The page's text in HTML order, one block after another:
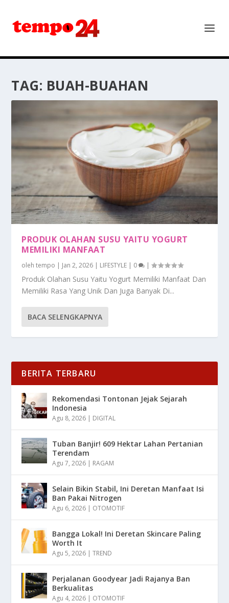
TAG: BUAH-BUAHAN
PRODUK OLAHAN SUSU YAITU YOGURT
MEMILIKI MANFAAT
olehtempo | Jan 2, 2026 | LIFESTYLE | 0 |
Produk Olahan Susu Yaitu Yogurt Memiliki Manfaat Dan
Memiliki Rasa Yang Unik Dan Juga Banyak Di...
BACA SELENGKAPNYA
BERITA TERBARU
Rekomendasi Tontonan Jejak Sejarah
Indonesia
Agu 8, 2026 | DIGITAL
Tuban Banjir! 609 Hektar Lahan Pertanian
Terendam
Agu 7, 2026 | RAGAM
Selain Bikin Stabil, Ini Deretan Manfaat Isi
Ban Pakai Nitrogen
Agu 6, 2026 | OTOMOTIF
Bangga Lokal! Ini Deretan Skincare Paling
Worth It
Agu 5, 2026 |TREND
Perjalanan Goodyear Jadi Rajanya Ban
Berkualitas
Agu 4, 2026 | OTOMOTIF